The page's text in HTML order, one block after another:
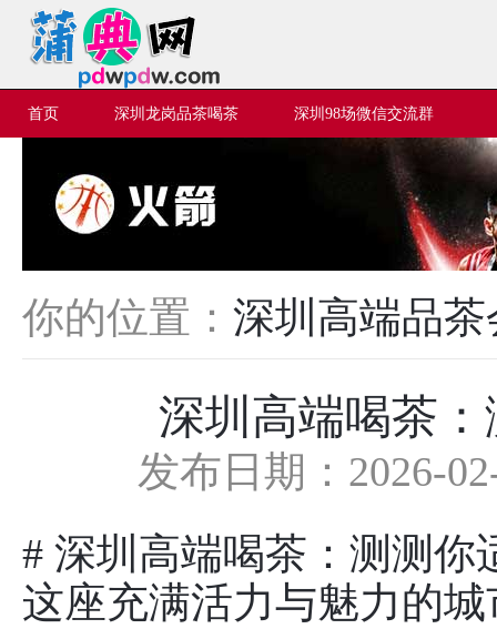
首页 深圳龙岗品茶喝茶 深圳98场微信交流群
你的位置： 深圳高端品茶
深圳高端喝茶
发布日期：2026-
# 深圳高端喝茶：测测你
这座充满活力与魅力的